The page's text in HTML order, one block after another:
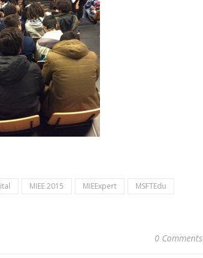
MIEE 2015 MIEExpert
MSFTEdu
0 Comments